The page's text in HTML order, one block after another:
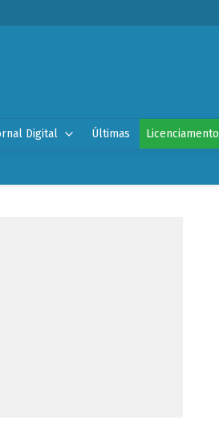
Digital Últimas Licenciamento